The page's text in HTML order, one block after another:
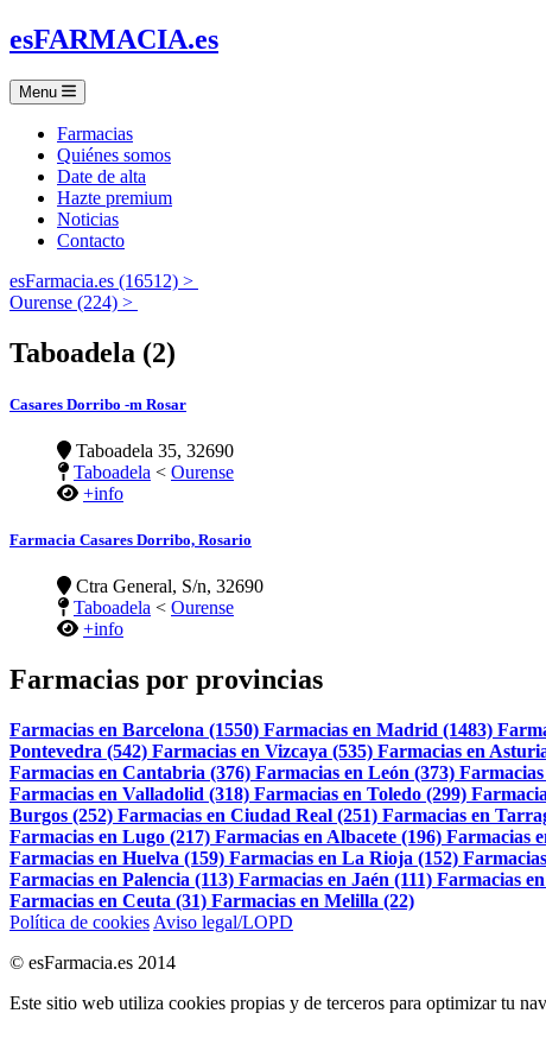
esFARMACIA.es
Menu
Farmacias
Quiénes somos
Date de alta
Hazte premium
Noticias
Contacto
esFarmacia.es (16512) >
Ourense (224) >
Taboadela (2)
Casares Dorribo -m Rosar
Taboadela 35, 32690
Taboadela < Ourense
+info
Farmacia Casares Dorribo, Rosario
Ctra General, S/n, 32690
Taboadela < Ourense
+info
Farmacias por provincias
Farmacias en Barcelona (1550) Farmacias en Madrid (1483)
Pontevedra (542) Farmacias en Vizcaya (535) Farmacias en
Farmacias en Cantabria (376) Farmacias en León (373)
Farmacias en Valladolid (318) Farmacias en Toledo (299)
Burgos (252) Farmacias en Ciudad Real (251) Farmacias en
Farmacias en Lugo (217) Farmacias en Albacete (196) Farmacias
Farmacias en Huelva (159) Farmacias en La Rioja (152)
Farmacias en Palencia (113) Farmacias en Jaén (111) Farmacias
Farmacias en Ceuta (31) Farmacias en Melilla (22)
Política de cookies Aviso legal/LOPD
© esFarmacia.es 2014
Este sitio web utiliza cookies propias y de terceros para optimizar tu